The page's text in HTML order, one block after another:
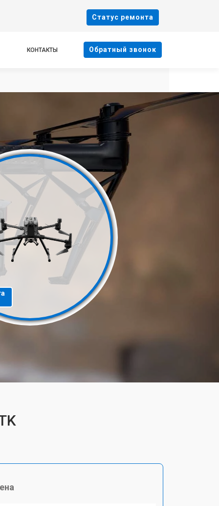
Cтатус ремонта
КОНТАКТЫ Oбратный звонок